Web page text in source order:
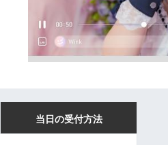
当日の受付方法